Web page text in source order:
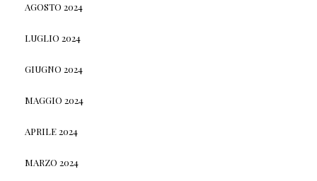
AGOSTO 2024
LUGLIO 2024
GIUGNO 2024
MAGGIO 2024
APRILE 2024
MARZO 2024